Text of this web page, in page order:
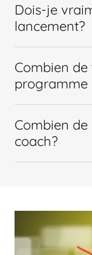
Dois-je
lancement?
Combien
programme
Combien
coach?